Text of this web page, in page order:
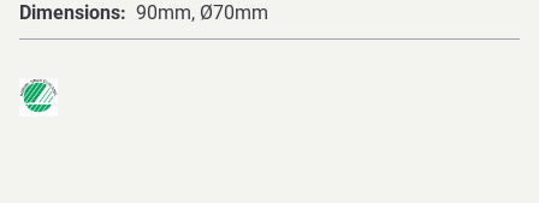
Dimensions
90mm, Ø70mm